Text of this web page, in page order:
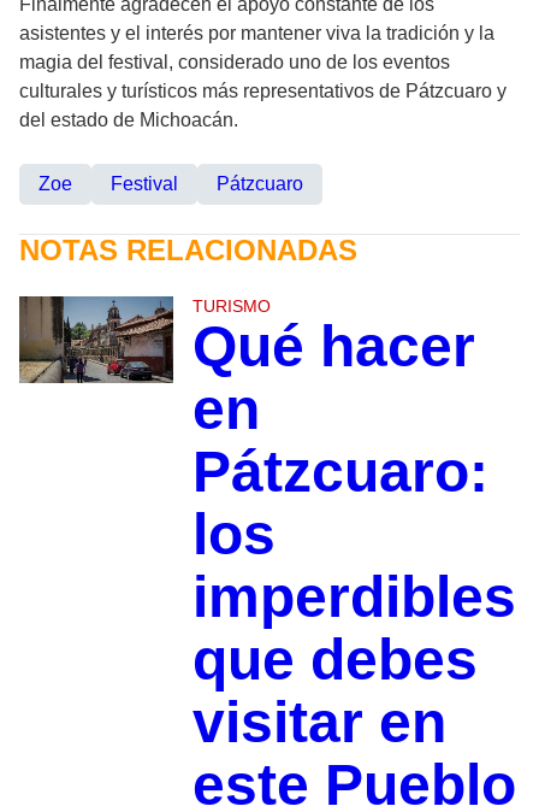
asistentes y el interés por mantener viva la tradición y la
magia del festival, considerado uno de los eventos
culturales y turísticos más representativos de Pátzcuaro y
del estado de Michoacán.
Zoe Festival Pátzcuaro
NOTAS RELACIONADAS
TURISMO
Qué hacer
en
Pátzcuaro:
los
imperdibles
que debes
visitar en
este Pueblo